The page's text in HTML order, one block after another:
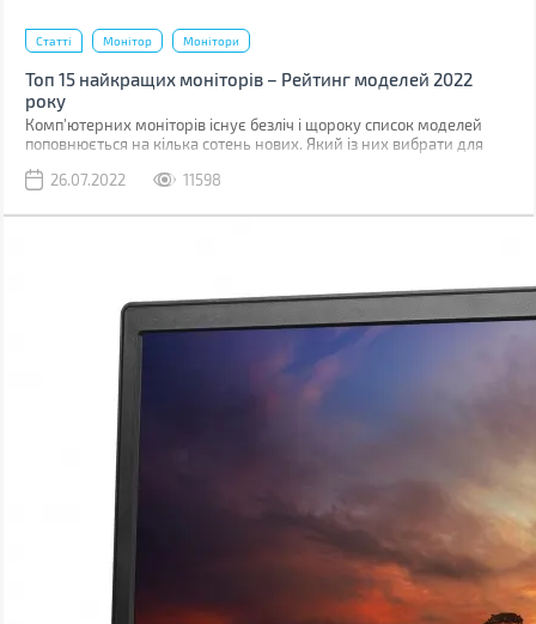
Статті Монітор Монітори
Топ 15 найкращих моніторів – Рейтинг моделей 2022
року
Комп'ютерних моніторів існує безліч і щороку список моделей
поповнюється на кілька сотень нових. Який із них вибрати для
26.07.2022
11598